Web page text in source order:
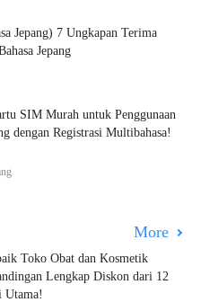
Ungkapan Terima
Jepang
SIM Murah untuk Penggunaan
dengan Registrasi Multibahasa!
More
Toko Obat dan Kosmetik
Lengkap Diskon dari 12
Utama!